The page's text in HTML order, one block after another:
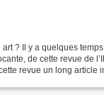
? Il y a quelques
de cette revue de
revue un long article